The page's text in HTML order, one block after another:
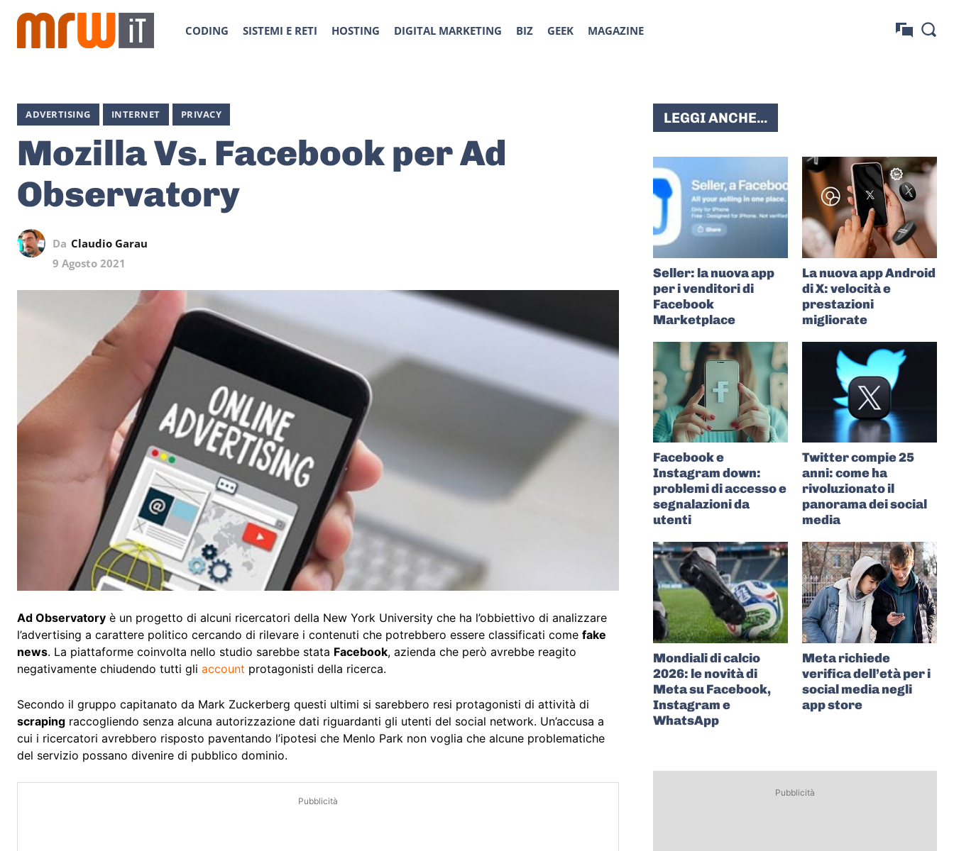
CODING SISTEMI E RETI HOSTING DIGITAL MARKETING BIZ GEEK MAGAZINE
ADVERTISING INTERNET PRIVACY
Mozilla Vs. Facebook per Ad
Observatory
Da Claudio Garau
9 Agosto 2021
Ad Observatory è un progetto di alcuni ricercatori della New York University che ha l’obbiettivo di analizzare
l’advertising a carattere politico cercando di rilevare i contenuti che potrebbero essere classificati come fake
news. La piattaforme coinvolta nello studio sarebbe stata Facebook, azienda che però avrebbe reagito
negativamente chiudendo tutti gli account protagonisti della ricerca.
Secondo il gruppo capitanato da Mark Zuckerberg questi ultimi si sarebbero resi protagonisti di attività di
scraping raccogliendo senza alcuna autorizzazione dati riguardanti gli utenti del social network. Un’accusa a
cui i ricercatori avrebbero risposto paventando l’ipotesi che Menlo Park non voglia che alcune problematiche
del servizio possano divenire di pubblico dominio.
Pubblicità
LEGGI ANCHE...
Seller: la nuova app
per i venditori di
Facebook
Marketplace
La nuova app Android
di X: velocità e
prestazioni
migliorate
Facebook e
Instagram down:
problemi di accesso e
segnalazioni da
utenti
Twitter compie 25
anni: come ha
rivoluzionato il
panorama dei social
media
Mondiali di calcio
2026: le novità di
Meta su Facebook,
Instagram e
WhatsApp
Meta richiede
verifica dell’età per i
social media negli
app store
Pubblicità